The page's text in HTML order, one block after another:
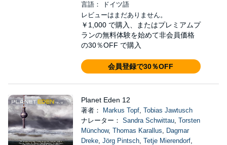
言語： ドイツ語
レビューはまだありません。
￥1,000 で購入、またはプレミアムプ
ランの無料体験を始めて非会員価格
の30％OFF で購入
会員登録で30％OFF
Planet Eden 12
著者： Markus Topf, Tobias Jawtusch
ナレーター： Sandra Schwittau, Torsten
Münchow, Thomas Karallus, Dagmar
Dreke, Jörg Pintsch, Tetje Mierendorf,